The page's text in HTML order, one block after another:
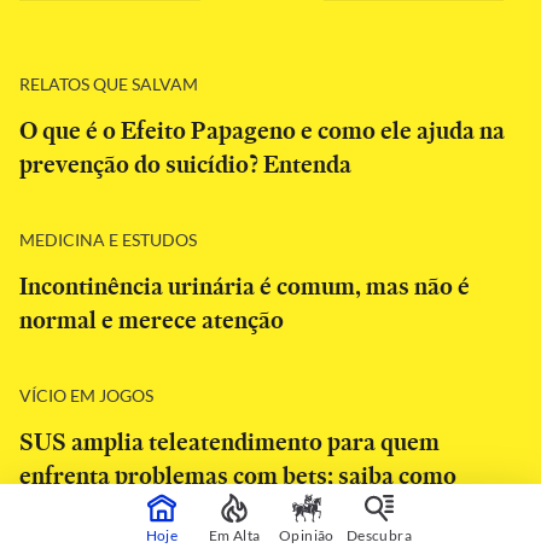
RELATOS QUE SALVAM
O que é o Efeito Papageno e como ele ajuda na
prevenção do suicídio? Entenda
MEDICINA E ESTUDOS
Incontinência urinária é comum, mas não é
normal e merece atenção
VÍCIO EM JOGOS
SUS amplia teleatendimento para quem
enfrenta problemas com bets; saiba como
Hoje Em Alta Opinião Descubra